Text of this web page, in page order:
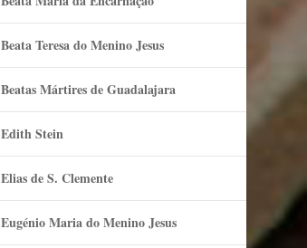
Beata Teresa do Menino Jesus
Beatas Mártires de Guadalajara
Edith Stein
Elias de S. Clemente
Eugénio Maria do Menino Jesus